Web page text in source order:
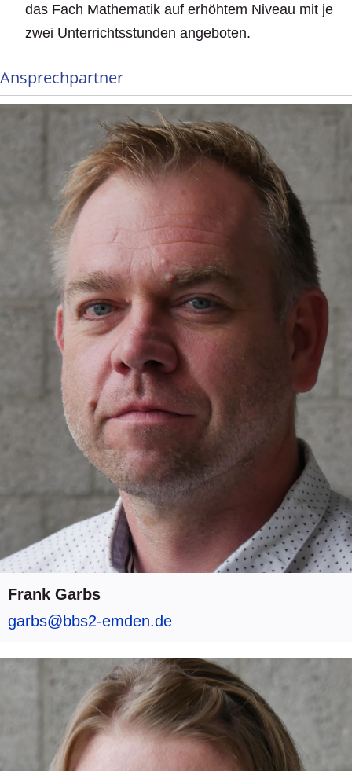
das Fach Mathematik auf erhöhtem Niveau mit je
zwei Unterrichtsstunden angeboten.
Ansprechpartner
Frank Garbs
garbs@bbs2-emden.de